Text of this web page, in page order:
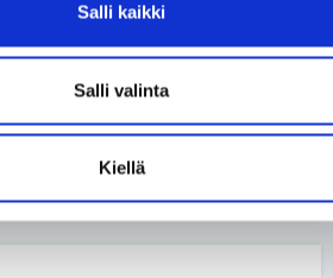
Salli kaikki
Salli valinta
Kiellä
ja Tuukka
• 02.06.2026
– Päivä